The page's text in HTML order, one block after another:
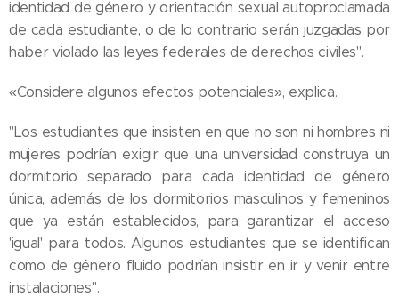
identidad de género y orientación sexual autoproclamada
de cada estudiante, o de lo contrario serán juzgadas por
haber violado las leyes federales de derechos civiles".
«Considere algunos efectos potenciales», explica.
"Los estudiantes que insisten en que no son ni hombres ni
mujeres podrían exigir que una universidad construya un
dormitorio separado para cada identidad de género
única, además de los dormitorios masculinos y femeninos
que ya están establecidos, para garantizar el acceso
'igual' para todos. Algunos estudiantes que se identifican
como de género fluido podrían insistir en ir y venir entre
instalaciones".